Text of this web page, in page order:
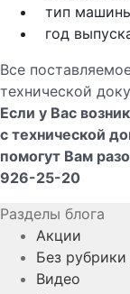
тип
год
Все
технической
Если у Вас
с технической
помогут Вам
926-25-20
Разделы блога
Акции
Без рубрики
Видео